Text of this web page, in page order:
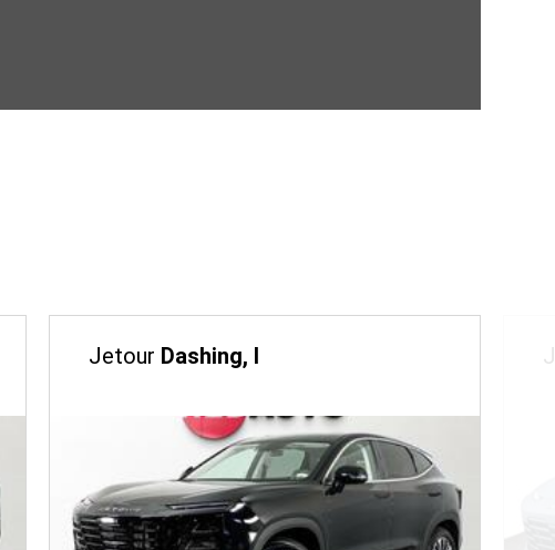
Jetour Dashing, I